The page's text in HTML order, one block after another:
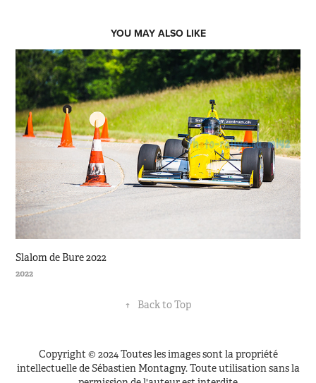
YOU MAY ALSO LIKE
Slalom de Bure 2022
2022
↑ Back to Top
Copyright © 2024 Toutes les images sont la propriété
intellectuelle de Sébastien Montagny. Toute utilisation sans la